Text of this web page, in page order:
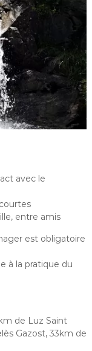
avec le
entre amis
est obligatoire
à la pratique du
de Luz Saint
Gazost, 33km de